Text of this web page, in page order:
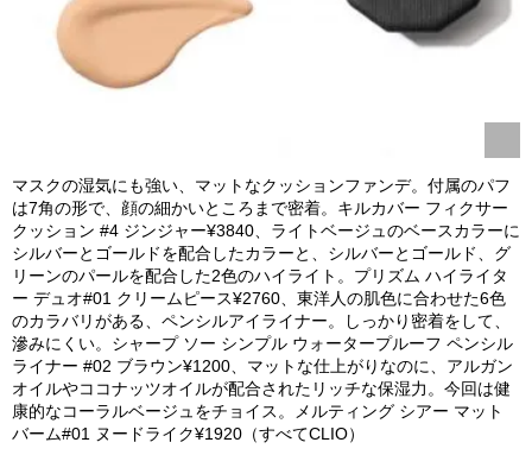
マスクの湿気にも強い、マットなクッションファンデ。付属のパフ
は7角の形で、顔の細かいところまで密着。キルカバー フィクサー
クッション #4 ジンジャー¥3840、ライトベージュのベースカラーに
シルバーとゴールドを配合したカラーと、シルバーとゴールド、グ
リーンのパールを配合した2色のハイライト。プリズム ハイライタ
ー デュオ#01 クリームピース¥2760、東洋人の肌色に合わせた6色
のカラバリがある、ペンシルアイライナー。しっかり密着をして、
滲みにくい。シャープ ソー シンプル ウォータープルーフ ペンシル
ライナー #02 ブラウン¥1200、マットな仕上がりなのに、アルガン
オイルやココナッツオイルが配合されたリッチな保湿力。今回は健
康的なコーラルベージュをチョイス。メルティング シアー マット
バーム#01 ヌードライク¥1920（すべてCLIO）